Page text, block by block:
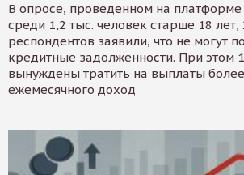
В опросе, проведенном на платформе
среди 1,2 тыс. человек старше 18 лет,
респондентов заявили, что не могут
кредитные задолженности. При этом
вынуждены тратить на выплаты
ежемесячного доход